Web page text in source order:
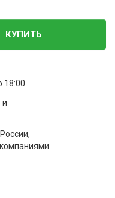
КУПИТЬ
18:00
и